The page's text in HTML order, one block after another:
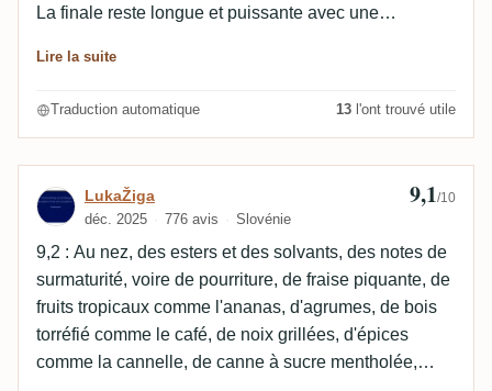
La finale reste longue et puissante avec une
d'adhérence.
Lire la suite
Traduction automatique 13 l'ont trouvé utile
Avis de LukaŽiga
LukaŽiga
déc. 2025 776 avis Slovénie
9,1/10
9,2 : Au nez, des esters et des solvants, des notes de
surmaturité, voire de pourriture, de fraise piquante, de
fruits tropicaux comme l'ananas, d'agrumes, de bois
torréfié comme le café, de noix grillées, d'épices
comme la cannelle, de canne à sucre mentholée,